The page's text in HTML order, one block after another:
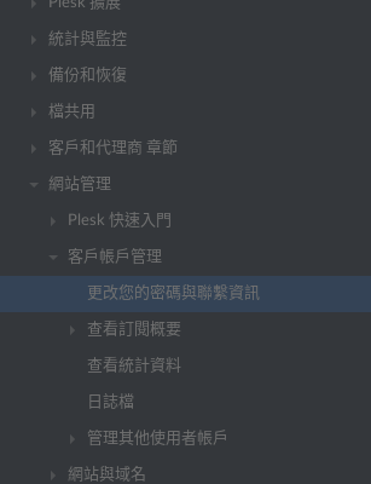
統計與監控
備份和恢復
檔共用
客戶和代理商 章節
網站管理
Plesk 快速入門
客戶帳戶管理
更改您的密碼與聯繫資訊
查看訂閱概要
查看統計資料
日誌檔
管理其他使用者帳戶
網站與域名